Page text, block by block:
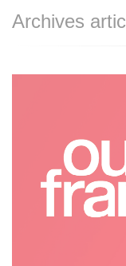
Archives